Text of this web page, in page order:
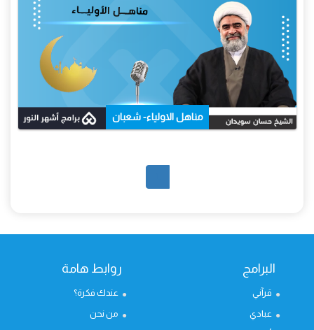
مناهل الاولياء- شعبان
البرامج
قرآني
عبادي
روابط هامة
عندك فكرة؟
من نحن